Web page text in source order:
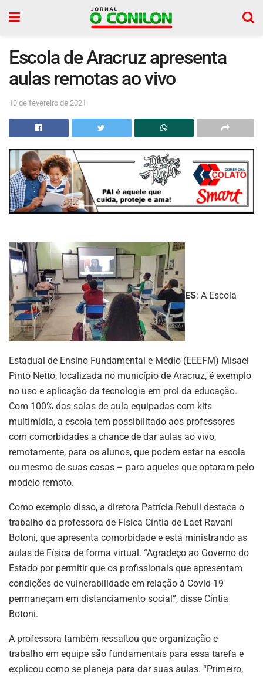
Escola de Aracruz apresenta
aulas remotas ao vivo
10 de fevereiro de 2021
ES: A Escola
Estadual de Ensino Fundamental e Médio (EEEFM) Misael
Pinto Netto, localizada no município de Aracruz, é exemplo
no uso e aplicação da tecnologia em prol da educação.
Com 100% das salas de aula equipadas com kits
multimídia, a escola tem possibilitado aos professores
com comorbidades a chance de dar aulas ao vivo,
remotamente, para os alunos, que podem estar na escola
ou mesmo de suas casas – para aqueles que optaram pelo
modelo remoto.
Como exemplo disso, a diretora Patrícia Rebuli destaca o
trabalho da professora de Física Cíntia de Laet Ravani
Botoni, que apresenta comorbidade e está ministrando as
aulas de Física de forma virtual. “Agradeço ao Governo do
Estado por permitir que os profissionais que apresentam
condições de vulnerabilidade em relação à Covid-19
permaneçam em distanciamento social”, disse Cíntia
Botoni.
A professora também ressaltou que organização e
trabalho em equipe são fundamentais para essa tarefa e
explicou como se planeja para dar suas aulas. “Primeiro,